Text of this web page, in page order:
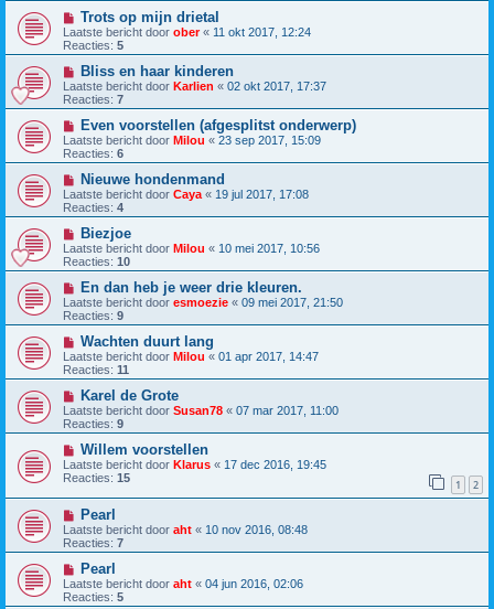
Trots op mijn drietal
Laatste bericht door ober« 11 okt 2017, 12:24
Reacties: 5
Bliss en haar kinderen
Laatste bericht door Karlien « 02 okt 2017, 17:37
Reacties: 7
Even voorstellen (afgesplitst onderwerp)
Laatste bericht door Milou « 23 sep 2017, 15:09
Reacties: 6
Nieuwe hondenmand
Laatste bericht door Caya « 19 jul 2017, 17:08
Reacties: 4
Biezjoe
Laatste bericht door Milou « 10 mei 2017, 10:56
Reacties: 10
En dan heb je weer drie kleuren.
Laatste bericht door esmoezie « 09 mei 2017, 21:50
Reacties: 9
Wachten duurt lang
Laatste bericht door Milou « 01 apr 2017, 14:47
Reacties: 11
Karel de Grote
Laatste bericht door Susan78 « 07 mar 2017, 11:00
Reacties: 9
Willem voorstellen
Laatste bericht door Klarus « 17 dec 2016, 19:45
Reacties: 15 1 2
Pearl
Laatste bericht door aht « 10 nov 2016, 08:48
Reacties: 7
Pearl
Laatste bericht door aht « 04 jun 2016, 02:06
Reacties: 5